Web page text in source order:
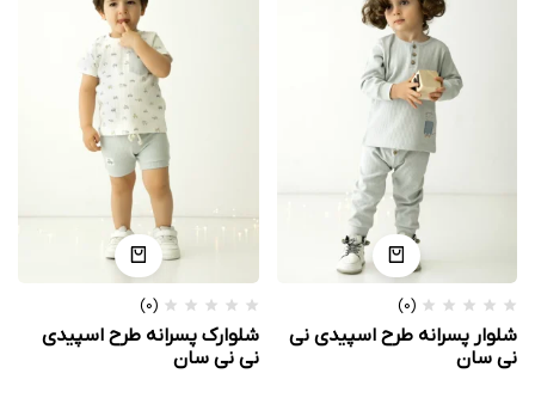
(0)
شلوار پسرانه طرح اسپیدی نی
نی سان
(0)
شلوارک پسرانه طرح اسپیدی
نی نی سان